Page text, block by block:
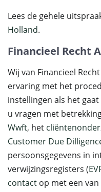
Lees de gehele
Holland.
Financieel Recht
Wij van Financieel
ervaring met het
instellingen als het
u vragen met
Wwft, het
Customer Due
persoonsgegevens in
verwijzingsregisters (
contact op met een